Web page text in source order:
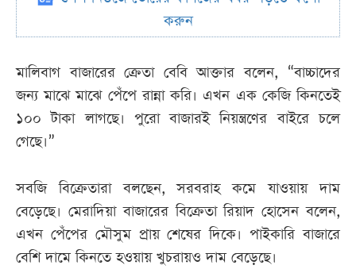
করুন
মালিবাগ বাজারের ক্রেতা বেবি আক্তার বলেন, “বাচ্চাদের
জন্য মাঝে মাঝে পেঁপে রান্না করি। এখন এক কেজি কিনতেই
১০০ টাকা লাগছে। পুরো বাজারই নিয়ন্ত্রণের বাইরে চলে
গেছে।”
সবজি বিক্রেতারা বলছেন, সরবরাহ কমে যাওয়ায় দাম
বেড়েছে। মেরাদিয়া বাজারের বিক্রেতা রিয়াদ হোসেন বলেন,
এখন পেঁপের মৌসুম প্রায় শেষের দিকে। পাইকারি বাজারে
বেশি দামে কিনতে হওয়ায় খুচরায়ও দাম বেড়েছে।